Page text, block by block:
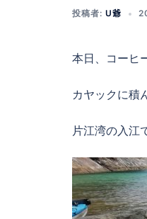
投稿者: U爺
本日、コーヒ
カヤックに積
片江湾の入江